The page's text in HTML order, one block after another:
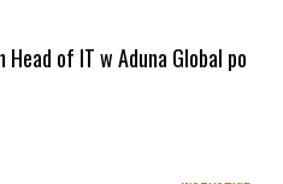
of IT w Aduna Global po